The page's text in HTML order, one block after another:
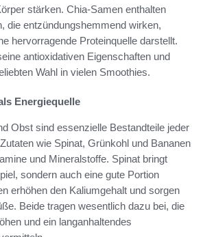
stärken. Chia-Samen enthalten
die entzündungshemmend wirken,
hervorragende Proteinquelle darstellt.
antioxidativen Eigenschaften und
Wahl in vielen Smoothies.
Energiequelle
Obst sind essenzielle Bestandteile jeder
wie Spinat, Grünkohl und Bananen
und Mineralstoffe. Spinat bringt
sondern auch eine gute Portion
erhöhen den Kaliumgehalt und sorgen
Beide tragen wesentlich dazu bei, die
und ein langanhaltendes